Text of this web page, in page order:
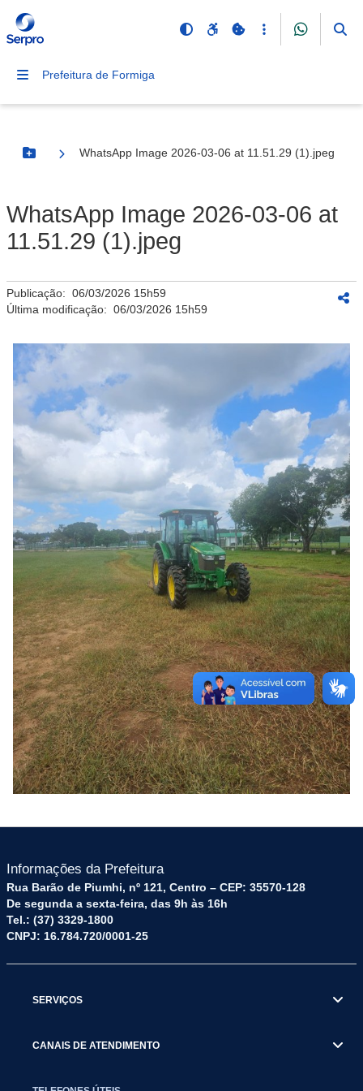
Prefeitura de Formiga
Botão Menu
WhatsApp Image 2026-03-06 at 11.51.29 (1).jpeg
WhatsApp Image 2026-03-06 at
11.51.29 (1).jpeg
Publicação: 06/03/2026 15h59
Última modificação: 06/03/2026 15h59
Informações da Prefeitura
Rua Barão de Piumhi, nº 121, Centro – CEP: 35570-128
De segunda a sexta-feira, das 9h às 16h
Tel.: (37) 3329-1800
CNPJ: 16.784.720/0001-25
SERVIÇOS
CANAIS DE ATENDIMENTO